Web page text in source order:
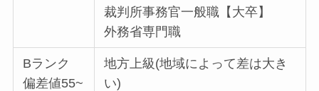
裁判所事務官一般職【大卒】
外務省専門職
Bランク
偏差値55~
地方上級(地域によって差は大き
い)